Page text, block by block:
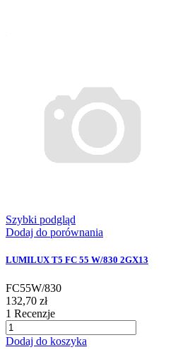
Szybki podgląd
Dodaj do porównania
LUMILUX T5 FC 55 W/830 2GX13
FC55W/830
132,70 zł
1 Recenzje
Dodaj do koszyka